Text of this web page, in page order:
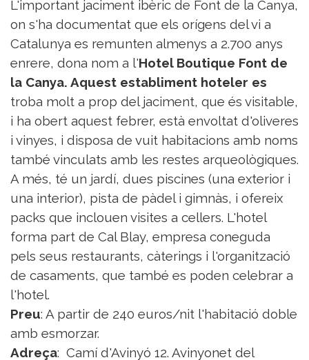
L'important jaciment ibèric de Font de la Canya,
on s'ha documentat que els orígens del vi a
Catalunya es remunten almenys a 2.700 anys
enrere, dona nom a l'Hotel Boutique Font de
la Canya. Aquest establiment hoteler es
troba molt a prop del jaciment, que és visitable,
i ha obert aquest febrer, està envoltat d'oliveres
i vinyes, i disposa de vuit habitacions amb noms
també vinculats amb les restes arqueològiques.
A més, té un jardí, dues piscines (una exterior i
una interior), pista de pàdel i gimnàs, i ofereix
packs que inclouen visites a cellers. L'hotel
forma part de Cal Blay, empresa coneguda
pels seus restaurants, càterings i l'organització
de casaments, que també es poden celebrar a
l'hotel.
Preu: A partir de 240 euros/nit l'habitació doble
amb esmorzar.
Adreça: Camí d'Avinyó 12. Avinyonet del